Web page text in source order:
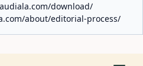
audiala.com/download/
about/editorial-process/